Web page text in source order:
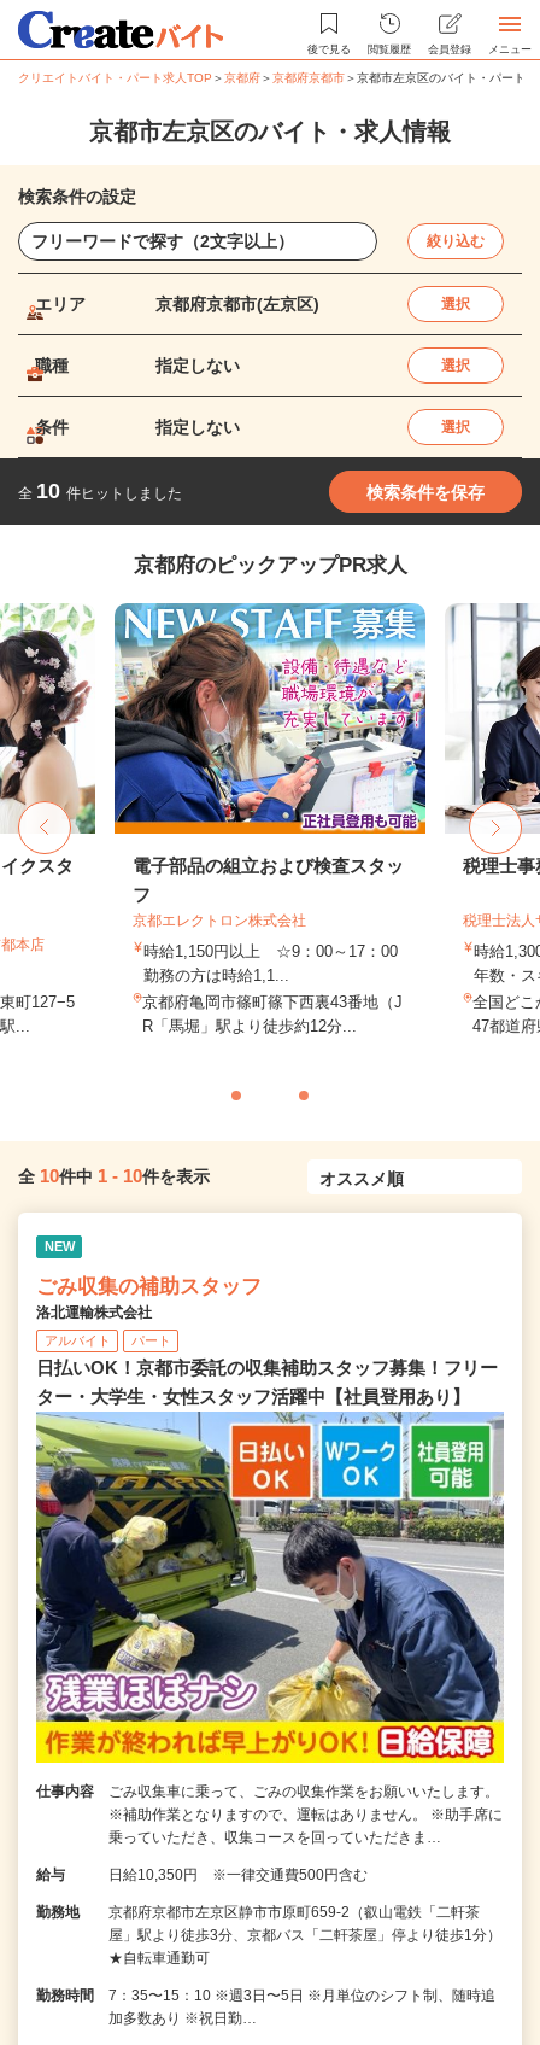
後で見る 閲覧履歴 会員登録 メニュー
クリエイトバイト・パート求人TOP ＞京都府＞京都府京都市＞京都市左京区のバイト・パート求
京都市左京区のバイト・求人情報
検索条件の設定
絞り込む
エリア 京都府京都市(左京区) 選択
職種 指定しない 選択
条件 指定しない 選択
全 10 件ヒットしました 検索条件を保存
京都府のピックアップPR求人
クスタ
本店
町127−5
...
電子部品の組立および検査スタッ
フ
京都エレクトロン株式会社
時給1,150円以上 ☆9：00～17：00
勤務の方は時給1,1...
京都府亀岡市篠町篠下西裏43番地（J
R「馬堀」駅より徒歩約12分...
税理士事
税理士法人
時給
年数・
全国どこ
47都道
全 10件中 1 - 10件を表示
NEW
ごみ収集の補助スタッフ
洛北運輸株式会社
アルバイト パート
日払いOK！京都市委託の収集補助スタッフ募集！フリー
ター・大学生・女性スタッフ活躍中【社員登用あり】
仕事内容
ごみ収集車に乗って、ごみの収集作業をお願いいたします。
※補助作業となりますので、運転はありません。 ※助手席に
乗っていただき、収集コースを回っていただきま…
給与 日給10,350円 ※一律交通費500円含む
勤務地
京都府京都市左京区静市市原町659-2（叡山電鉄「二軒茶
屋」駅より徒歩3分、京都バス「二軒茶屋」停より徒歩1分）
★自転車通勤可
勤務時間
7：35〜15：10 ※週3日〜5日 ※月単位のシフト制、随時追
加多数あり ※祝日勤…